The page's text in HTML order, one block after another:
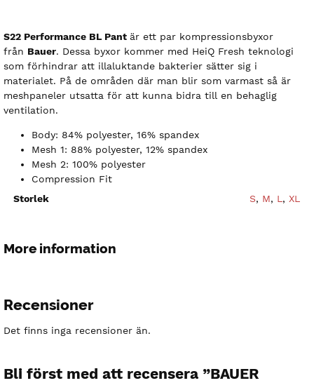
S22 Performance BL Pantär ett par kompressionsbyxor
från Bauer. Dessa byxor kommer med HeiQ Fresh teknologi
som förhindrar att illaluktande bakterier sätter sig i
materialet. På de områden där man blir som varmast så är
meshpaneler utsatta för att kunna bidra till en behaglig
ventilation.
Body: 84% polyester, 16% spandex
Mesh 1: 88% polyester, 12% spandex
Mesh 2: 100% polyester
Compression Fit
Storlek
S, M, L , XL
More information
Recensioner
Det finns inga recensioner än.
Bli först med att recensera ”BAUER